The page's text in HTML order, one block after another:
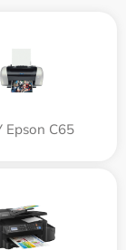
C65